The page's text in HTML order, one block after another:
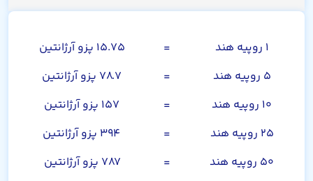
۱ روپیه هند =
۱۵.۷۵ پزو آرژانتین
۵ روپیه هند
=
۷۸.۷ پزو آرژانتین
۱۰ روپیه هند
=
۱۵۷ پزو آرژانتین
۲۵ روپیه هند
=
۳۹۴ پزو آرژانتین
۵۰ روپیه هند
=
۷۸۷ پزو آرژانتین